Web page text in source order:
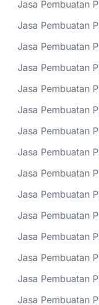
Jasa Pembuatan
Jasa Pembuatan
Jasa Pembuatan
Jasa Pembuatan
Jasa Pembuatan
Jasa Pembuatan
Jasa Pembuatan
Jasa Pembuatan
Jasa Pembuatan
Jasa Pembuatan
Jasa Pembuatan
Jasa Pembuatan
Jasa Pembuatan
Jasa Pembuatan
Jasa Pembuatan